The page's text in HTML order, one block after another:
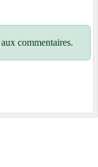
commentaires.